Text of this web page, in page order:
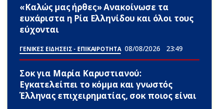
«Καλώς μας ήρθες» Ανακοίνωσε τα
ευxάριστα η Ρία Ελληνίδου και όλοι τους
εύχονται
ΓΕΝΙΚΕΣ ΕΙΔΗΣΕΙΣ - ΕΠΙΚΑΙΡΟΤΗΤΑ 08/08/2026 23:49
Σoκ για Μαρία Καρυστιανού:
Εγκατελείπει το κόμμα και γνωστός
Έλληνας επιχειρηματίας, σoκ ποιος είναι